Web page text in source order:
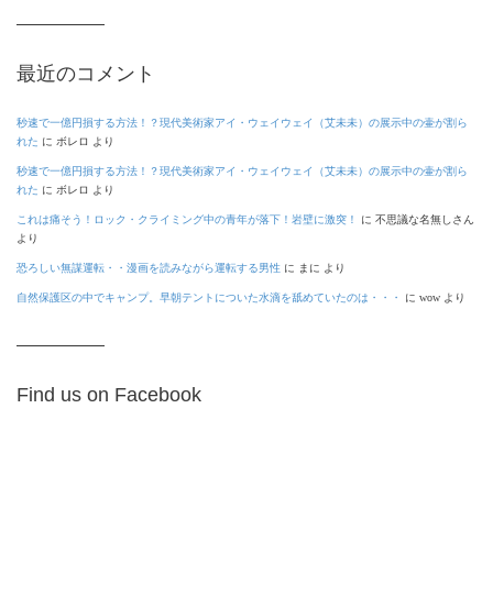
最近のコメント
秒速で一億円損する方法！？現代美術家アイ・ウェイウェイ（艾未未）の展示中の壷が割ら
れた に ボレロ より
秒速で一億円損する方法！？現代美術家アイ・ウェイウェイ（艾未未）の展示中の壷が割ら
れた に ボレロ より
これは痛そう！ロック・クライミング中の青年が落下！岩壁に激突！ に 不思議な名無しさん
より
恐ろしい無謀運転・・漫画を読みながら運転する男性 に まに より
自然保護区の中でキャンプ。早朝テントについた水滴を舐めていたのは・・・ に wow より
Find us on Facebook